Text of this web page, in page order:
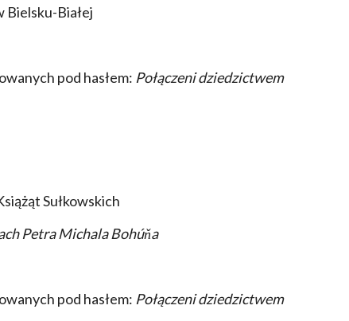
Bielsku-Białej
pod hasłem: Połączeni dziedzictwem
Sułkowskich
Petra Michala Bohúňa
pod hasłem: Połączeni dziedzictwem